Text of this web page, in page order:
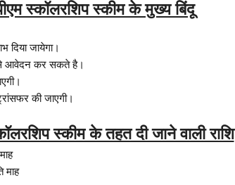
स्कॉलरशिप स्कीम के मुख्य बिंदू
दिया जायेगा।
आवेदन कर सकते है।
की जाएगी।
स्कीम के तहत दी जाने वाली राशि
माह